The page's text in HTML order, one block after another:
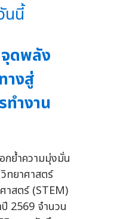
นนี้
ดพลัง
างสู่
ทำงาน
กย้ำความมุ่งมั่น
ทยาศาสตร์
าสตร์ (STEM)
2569 จำนวน